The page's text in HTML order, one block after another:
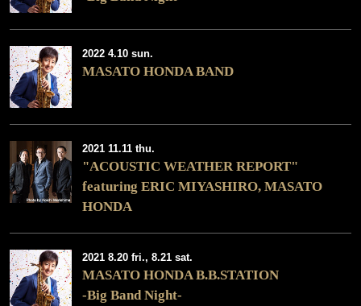
2022 4.10 sun.
MASATO HONDA BAND
2021 11.11 thu.
"ACOUSTIC WEATHER REPORT"
featuring ERIC MIYASHIRO, MASATO
HONDA
2021 8.20 fri., 8.21 sat.
MASATO HONDA B.B.STATION
-Big Band Night-